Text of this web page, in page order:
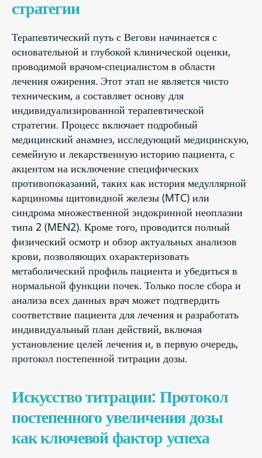
стратегии
Терапевтический путь с Вегови начинается с
основательной и глубокой клинической оценки,
проводимой врачом-специалистом в области
лечения ожирения. Этот этап не является чисто
техническим, а составляет основу для
индивидуализированной терапевтической
стратегии. Процесс включает подробный
медицинский анамнез, исследующий медицинскую,
семейную и лекарственную историю пациента, с
акцентом на исключение специфических
противопоказаний, таких как история медуллярной
карциномы щитовидной железы (MTC) или
синдрома множественной эндокринной неоплазии
типа 2 (MEN2). Кроме того, проводится полный
физический осмотр и обзор актуальных анализов
крови, позволяющих охарактеризовать
метаболический профиль пациента и убедиться в
нормальной функции почек. Только после сбора и
анализа всех данных врач может подтвердить
соответствие пациента для лечения и разработать
индивидуальный план действий, включая
установление целей лечения и, в первую очередь,
протокол постепенной титрации дозы.
Искусство титрации: Протокол
постепенного увеличения дозы
как ключевой фактор успеха